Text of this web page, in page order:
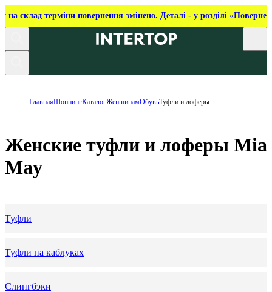
на склад терміни повернення змінено. Деталі - у розділі
ГлавнаяШоппингКаталогЖенщинамОбувьТуфли и лоферы
Женские туфли и лоферы Mia
May
Туфли
Туфли на каблуках
Слингбэки